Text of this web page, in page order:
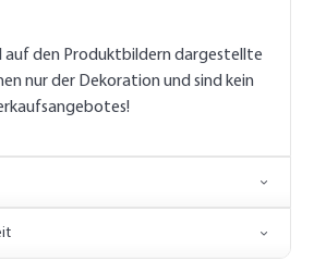
auf den Produktbildern dargestellte
nur der Dekoration und sind kein